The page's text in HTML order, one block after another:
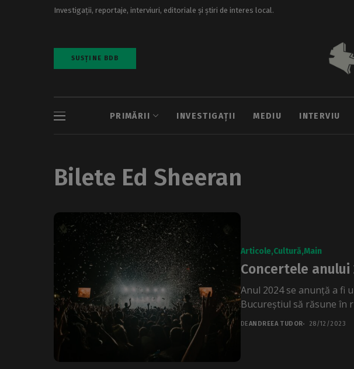
Investigații, reportaje, interviuri, editoriale și știri de interes local.
SUSȚINE BDB
PRIMĂRII INVESTIGAȚII MEDIU INTERVIU
Bilete Ed Sheeran
Articole Cultură Main
Concertele anului
Anul 2024 se anunță a fi
Bucureștiul să răsune în
DEANDREEA TUDOR 28/12/2023